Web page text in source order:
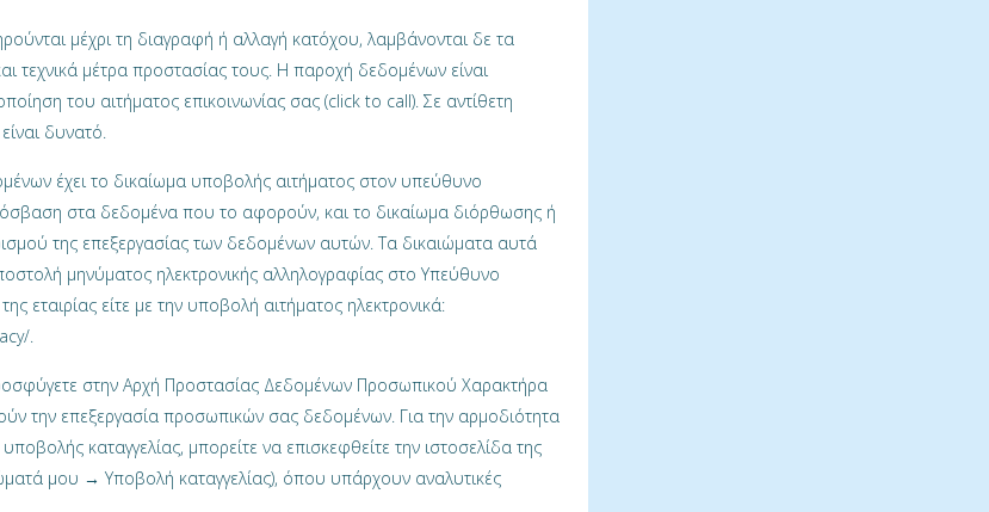
μέχρι τη διαγραφή ή αλλαγή κατόχου, λαμβάνονται δε τα
τεχνικά μέτρα προστασίας τους. Η παροχή δεδομένων είναι
του αιτήματος επικοινωνίας σας (click to call). Σε αντίθετη
δυνατό.
έχει το δικαίωμα υποβολής αιτήματος στον υπεύθυνο
στα δεδομένα που το αφορούν, και το δικαίωμα διόρθωσης ή
της επεξεργασίας των δεδομένων αυτών. Τα δικαιώματα αυτά
μηνύματος ηλεκτρονικής αλληλογραφίας στο Υπεύθυνο
εταιρίας είτε με την υποβολή αιτήματος ηλεκτρονικά:
.
στην Αρχή Προστασίας Δεδομένων Προσωπικού Χαρακτήρα
την επεξεργασία προσωπικών σας δεδομένων. Για την αρμοδιότητα
καταγγελίας, μπορείτε να επισκεφθείτε την ιστοσελίδα της
μου → Υποβολή καταγγελίας), όπου υπάρχουν αναλυτικές